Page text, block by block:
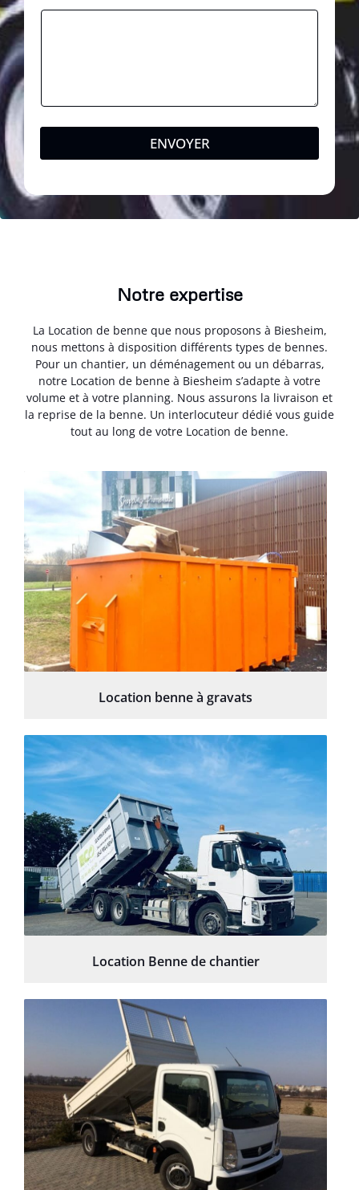
ENVOYER
Notre expertise
La Location de benne que nous proposons à Biesheim,
nous mettons à disposition différents types de bennes.
Pour un chantier, un déménagement ou un débarras,
notre Location de benne à Biesheim s’adapte à votre
volume et à votre planning. Nous assurons la livraison et
la reprise de la benne. Un interlocuteur dédié vous guide
tout au long de votre Location de benne.
Location benne à gravats
Location Benne de chantier